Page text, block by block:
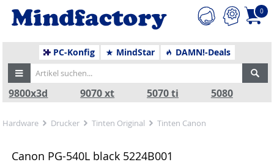
0
PC-Konfig MindStar DAMN!-Deals
9800x3d 9070 xt 5070 ti 5080
Hardware Drucker Tinten Original Tinten Canon
Canon PG-540L black 5224B001